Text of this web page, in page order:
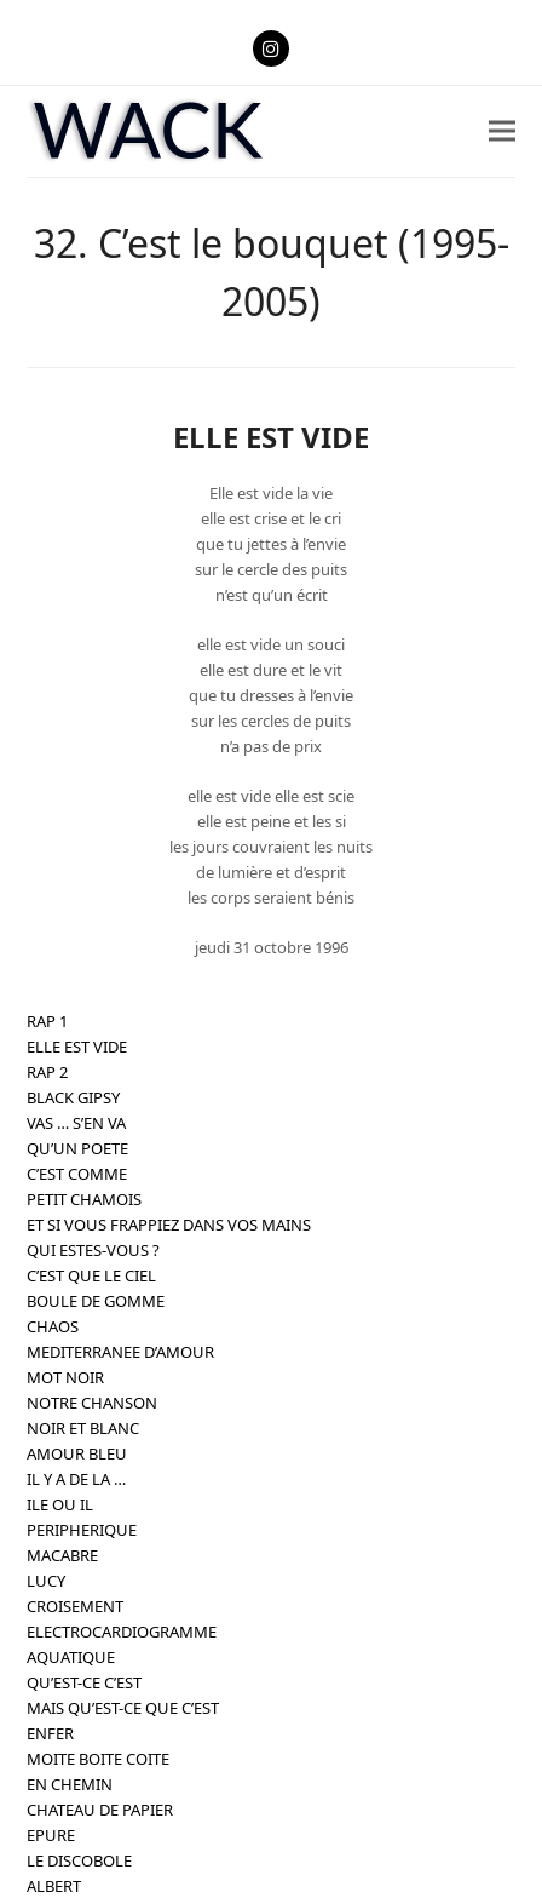
Instagram
32. C’est le bouquet (1995-
2005)
ELLE EST VIDE
Elle est vide la vie
elle est crise et le cri
que tu jettes à l’envie
sur le cercle des puits
n’est qu’un écrit
elle est vide un souci
elle est dure et le vit
que tu dresses à l’envie
sur les cercles de puits
n’a pas de prix
elle est vide elle est scie
elle est peine et les si
les jours couvraient les nuits
de lumière et d’esprit
les corps seraient bénis
jeudi 31 octobre 1996
RAP 1
ELLE EST VIDE
RAP 2
BLACK GIPSY
VAS … S’EN VA
QU’UN POETE
C’EST COMME
PETIT CHAMOIS
ET SI VOUS FRAPPIEZ DANS VOS MAINS
QUI ESTES-VOUS ?
C’EST QUE LE CIEL
BOULE DE GOMME
CHAOS
MEDITERRANEE D’AMOUR
MOT NOIR
NOTRE CHANSON
NOIR ET BLANC
AMOUR BLEU
IL Y A DE LA …
ILE OU IL
PERIPHERIQUE
MACABRE
LUCY
CROISEMENT
ELECTROCARDIOGRAMME
AQUATIQUE
QU’EST-CE C’EST
MAIS QU’EST-CE QUE C’EST
ENFER
MOITE BOITE COITE
EN CHEMIN
CHATEAU DE PAPIER
EPURE
LE DISCOBOLE
ALBERT